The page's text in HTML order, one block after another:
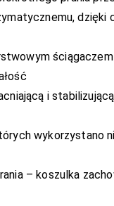
i
wykorzystano
– koszulka